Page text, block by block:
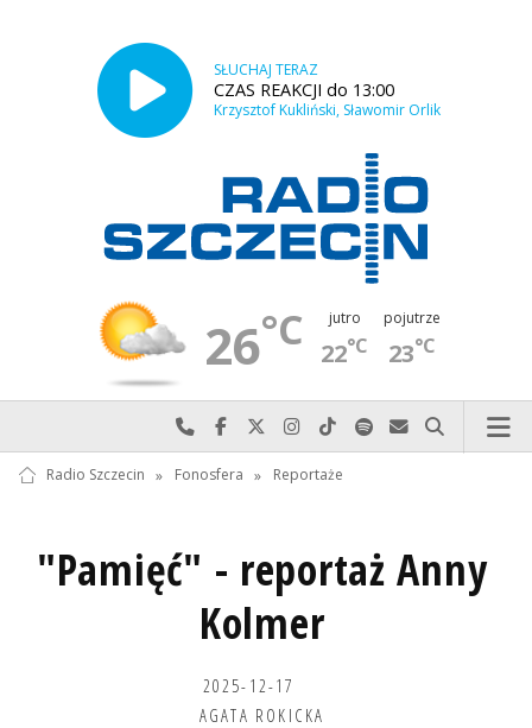
SŁUCHAJ TERAZ
CZAS REAKCJI do 13:00
Krzysztof Kukliński, Sławomir Orlik
26°C jutro
22°C
pojutrze
23°C
Najlepiej po prostu do nas zadzwoń
Odwiedź nas na Facebook-u
Odwiedź nas na X
Odwiedź nas na Instagram-ie
Odwiedź nas na TikTok-u
Szukaj nas na Spotify
Wyślij do nas
Szukaj
Radio Szczecin » Fonosfera » Reportaże
"Pamięć" - reportaż Anny
Kolmer
2025-12-17
AGATA ROKICKA